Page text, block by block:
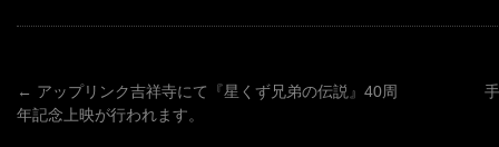
← アップリンク吉祥寺にて『星くず兄弟の伝説』40周
年記念上映が行われます。